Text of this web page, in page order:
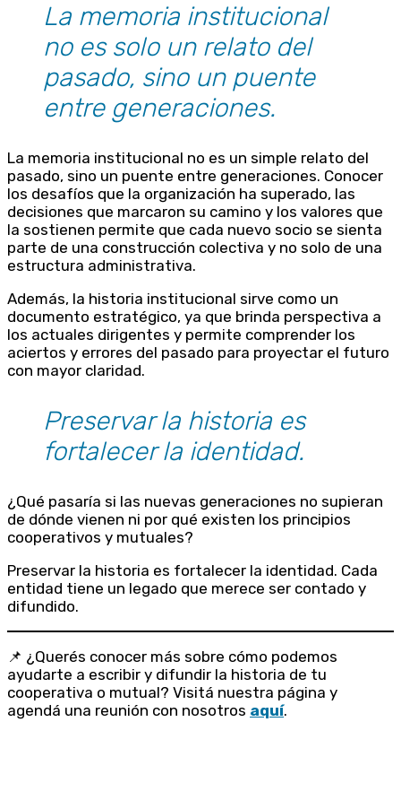
La memoria institucional
no es solo un relato del
pasado, sino un puente
entre generaciones.
La memoria institucional no es un simple relato del
pasado, sino un puente entre generaciones. Conocer
los desafíos que la organización ha superado, las
decisiones que marcaron su camino y los valores que
la sostienen permite que cada nuevo socio se sienta
parte de una construcción colectiva y no solo de una
estructura administrativa.
Además, la historia institucional sirve como un
documento estratégico, ya que brinda perspectiva a
los actuales dirigentes y permite comprender los
aciertos y errores del pasado para proyectar el futuro
con mayor claridad.
Preservar la historia es
fortalecer la identidad.
¿Qué pasaría si las nuevas generaciones no supieran
de dónde vienen ni por qué existen los principios
cooperativos y mutuales?
Preservar la historia es fortalecer la identidad. Cada
entidad tiene un legado que merece ser contado y
difundido.
📌 ¿Querés conocer más sobre cómo podemos
ayudarte a escribir y difundir la historia de tu
cooperativa o mutual? Visitá nuestra página y
agendá una reunión con nosotros aquí.